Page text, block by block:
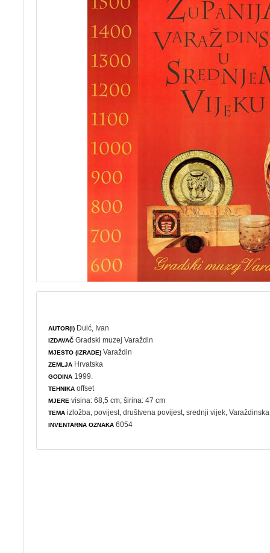
AUTOR(I) Duić, Ivan
IZDAVAČ Gradski muzej Varaždin
MJESTO (IZRADE) Varaždin
ZEMLJA Hrvatska
GODINA 1999.
TEHNIKA offset
MJERE visina: 68,5 cm; širina: 47 cm
TEMA izložba ,povijest ,društvena povijest , srednji vijek,
INVENTARNA OZNAKA 6054